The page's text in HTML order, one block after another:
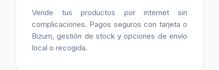
Vende tus productos por internet sin
complicaciones. Pagos seguros con tarjeta o
Bizum, gestión de stock y opciones de envío
local o recogida.